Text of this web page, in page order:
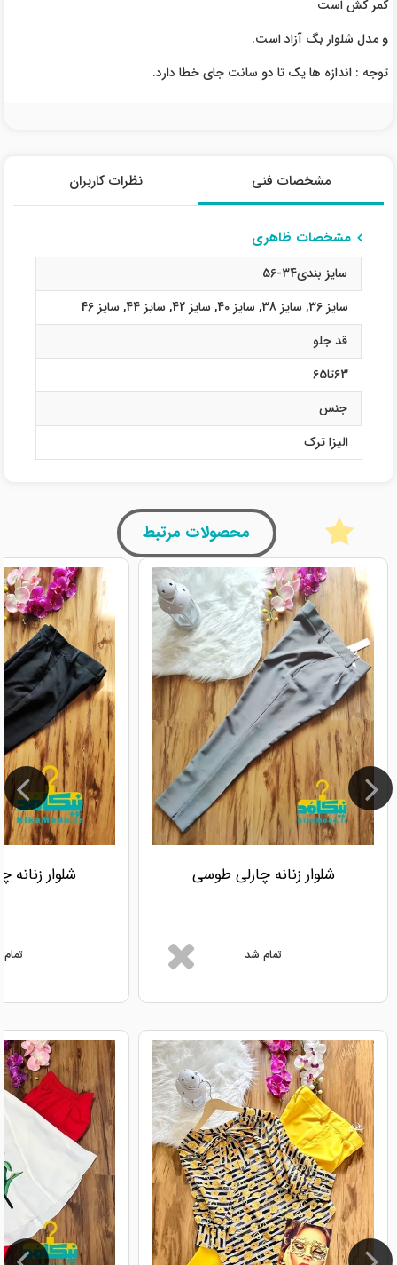
کمر کش است
و مدل شلوار بگ آزاد است.
توجه : اندازه ها یک تا دو سانت جای خطا دارد.
مشخصات فنی نظرات کاربران
مشخصات ظاهری
سایز بندی34-56
سایز 36
, سایز 38 , سایز 40 , سایز 42 , سایز 44 , سایز 46
قد جلو
63تا65
جنس
الیزا ترک
محصولات مرتبط
شلوار زنانه چارلی طوسی
تمام شد
شلوار